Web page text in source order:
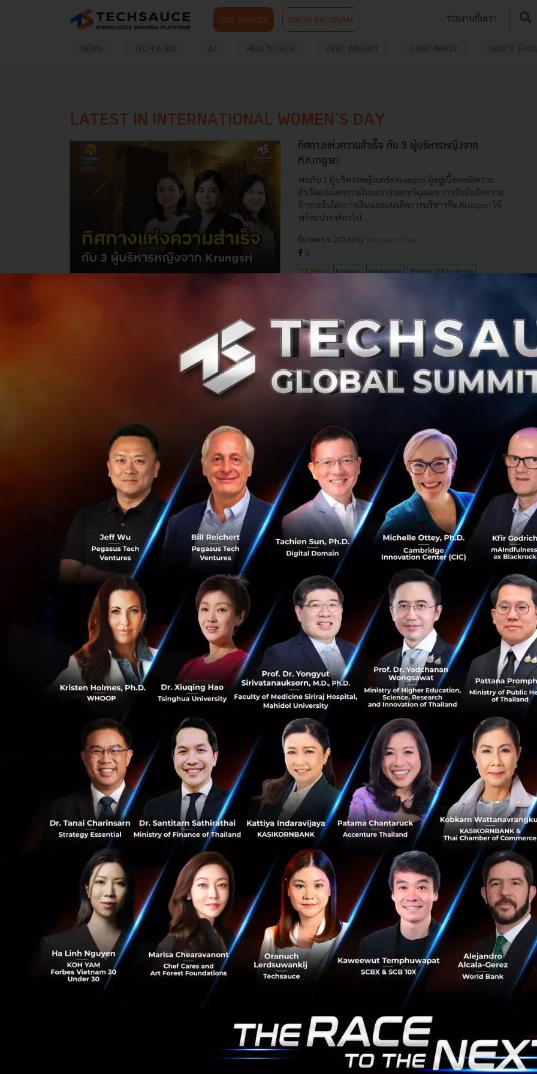
OUR SERVICE INNOV PROGRAM ร่วมงานกับเรา
NEWS TECH & BIZ AI HEALTHTECH EXEC INSIGHT CORP INNOV SAUCY
LATEST IN INTERNATIONAL WOMEN'S DAY
ทิศทางแห่งความสำเร็จ กับ 3 ผู้บริหารหญิงจาก
Krungsri
พบกับ 3 ผู้บริหารหญิงแกร่ง Krungsri ผู้อยู่เบื้องหลังความ
สำเร็จแห่งโลกการเงินจะมาร่วมแชร์มุมมอง การรับมือกับความ
ท้าทายในโลกการเงิน และแนวคิดการบริหารทีม Krungsri ให้
พร้อมนำองค์กรไป...
มีนาคม 14, 2024 | By Techsauce Team
0
TS Video krungsri leadership Women of Excellence
เทียบสวัสดิการหญิง ไทยสู้ใครได้บ้าง?
บทความนี้ Techsauce จึงจะพามาดูว่าการต่อสู้กว่า 1 ศตวรรษ
ที่ผ่านมา ในปัจจุบัน ‘สิทธิสตรี’ และสวัสดิการหญิงทั้งใน
ประเทศไทยและต่างประเทศก้าวหน้าไปถึงไหนแล้ว...
มีนาคม 7, 2024| ByTechsauce Team
‘ผู้หญิง’ หนึ่งในผู้สร้าง ‘โอกาส’ สู่ Cognitive
Tech-Co ของ AIS ต้อนรับวันสตรีสากล
เนื่องในวันที่ 8 มีนาคม เป็นวัน 'สตรีสากล' ชวนฟังเสียง 'ผู้หญิง'
ที่เป็นพนักงานใน AIS กับชีวิตในออฟฟิศที่สะท้อน 'ความเท่า
เทียมกัน' และโอกาสในที่ทำงาน...
มีนาคม 7, 2024
Techsauce Team
Tech & Biz AIS เอไอเอส
8 ผู้บริหารหญิง กับการบริหารงาน บริหารคน ในโลก
ธุรกิจ
8 ผู้บริหารหญิง กับการบริหารงาน บริหารคน ในโลกธุรกิจ
เพราะ "ผู้หญิงก็เป็นผู้นำได้"...
มีนาคม 8, 2022
Techsauce Team
5
Exec Insight leadership Female Leaders
international-womens-day
Fablysa, in Collaboration with Techsauce
X Ziliun, Present the Inspirational SEA 8
International Women’s Day is dedicated to all the
wonderful women in our lives. They are all our
cheerleaders, our shoulder to cry on, our pillars of
strength, our listeners, our c...
March 8, 2019 | ByTechsauce Team
20
Tech & Biz startup women in tech Inspirational SEA 8
International Women's Day
'ผู้หญิง' กับการสร้างอนาคตให้กับภาคธุรกิจใน
ธุรกิจร้านอาหารของตัวเอง ภายใต้แนวคิด “farm to table” ใน
ฟาร์มผักไฮโดรโปนิกส์ในกรุงเทพฯ เมื่อสองปีที่ผ่านมา ด้วยแรง
บันดาลใจจา...
| ByTechsauce Team